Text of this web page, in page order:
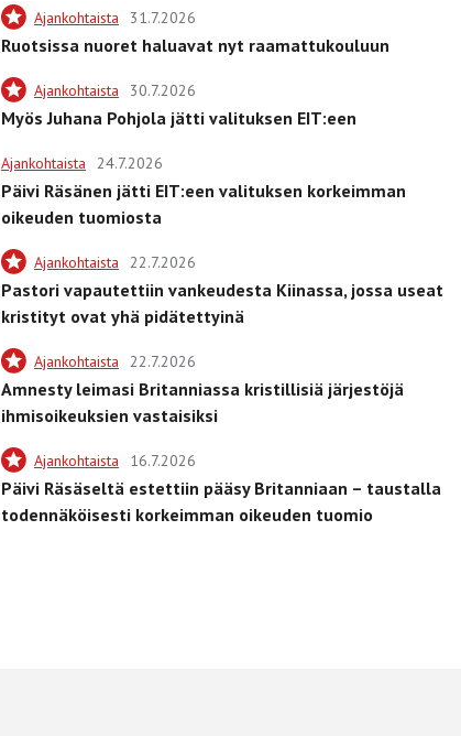
Ajankohtaista 31.7.2026
Ruotsissa nuoret haluavat nyt raamattukouluun
Ajankohtaista 30.7.2026
Myös Juhana Pohjola jätti valituksen EIT:een
Ajankohtaista 24.7.2026
Päivi Räsänen jätti EIT:een valituksen korkeimman
oikeuden tuomiosta
Ajankohtaista 22.7.2026
Pastori vapautettiin vankeudesta Kiinassa, jossa useat
kristityt ovat yhä pidätettyinä
Ajankohtaista 22.7.2026
Amnesty leimasi Britanniassa kristillisiä järjestöjä
ihmisoikeuksien vastaisiksi
Ajankohtaista 16.7.2026
Päivi Räsäseltä estettiin pääsy Britanniaan – taustalla
todennäköisesti korkeimman oikeuden tuomio